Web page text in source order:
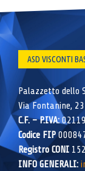
ASD VISCONTI
Palazzetto dello
Via Fontanine, 23
C.F. – P.IVA:
Codice FIP
Registro CONI
INFO GENERALI: